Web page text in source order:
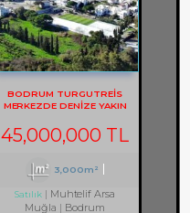
BODRUM TURGUTREİS
MERKEZDE DENİZE YAKIN
45,000,000 TL
3,000m²
Satılık
Muhtelif Arsa
Muğla
Bodrum